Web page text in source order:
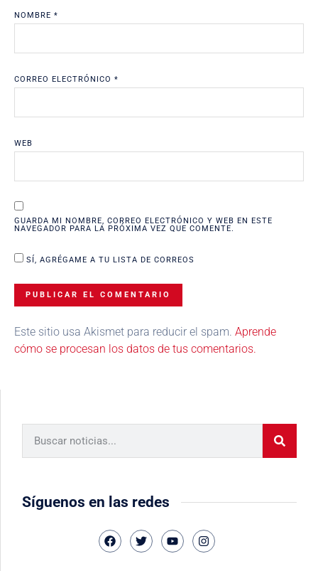
NOMBRE *
CORREO ELECTRÓNICO *
WEB
GUARDA MI NOMBRE, CORREO ELECTRÓNICO Y WEB EN ESTE
NAVEGADOR PARA LA PRÓXIMA VEZ QUE COMENTE.
SÍ, AGRÉGAME A TU LISTA DE CORREOS
Este sitio usa Akismet para reducir el spam. Aprende
cómo se procesan los datos de tus comentarios.
Síguenos en las redes